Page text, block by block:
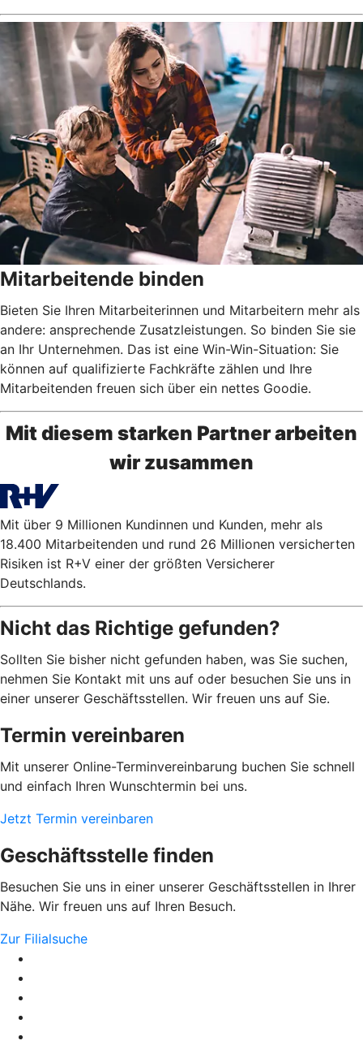
Mitarbeitende binden
Bieten Sie Ihren Mitarbeiterinnen und Mitarbeitern mehr als
andere: ansprechende Zusatzleistungen. So binden Sie sie
an Ihr Unternehmen. Das ist eine Win-Win-Situation: Sie
können auf qualifizierte Fachkräfte zählen und Ihre
Mitarbeitenden freuen sich über ein nettes Goodie.
Mit diesem starken Partner arbeiten
wir zusammen
Mit über 9 Millionen Kundinnen und Kunden, mehr als
18.400 Mitarbeitenden und rund 26 Millionen versicherten
Risiken ist R+V einer der größten Versicherer
Deutschlands.
Nicht das Richtige gefunden?
Sollten Sie bisher nicht gefunden haben, was Sie suchen,
nehmen Sie Kontakt mit uns auf oder besuchen Sie uns in
einer unserer Geschäftsstellen. Wir freuen uns auf Sie.
Termin vereinbaren
Mit unserer Online-Terminvereinbarung buchen Sie schnell
und einfach Ihren Wunschtermin bei uns.
Jetzt Termin vereinbaren
Geschäftsstelle finden
Besuchen Sie uns in einer unserer Geschäftsstellen in Ihrer
Nähe. Wir freuen uns auf Ihren Besuch.
Zur Filialsuche